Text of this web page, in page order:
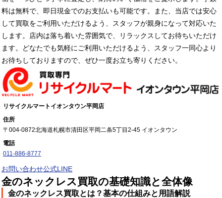
料は無料で、即日現金でのお支払いも可能です。また、当店では安心
して買取をご利用いただけるよう、スタッフが親身になって対応いた
します。店内は落ち着いた雰囲気で、リラックスしてお待ちいただけ
ます。どなたでも気軽にご利用いただけるよう、スタッフ一同心より
お待ちしておりますので、ぜひ一度お立ち寄りください。
リサイクルマートイオンタウン平岡店
住所
〒004-0872北海道札幌市清田区平岡二条5丁目2-45 イオンタウン
電話
011-886-8777
お問い合わせ公式LINE
金のネックレス買取の基礎知識と全体像
金のネックレス買取とは？基本の仕組みと用語解説